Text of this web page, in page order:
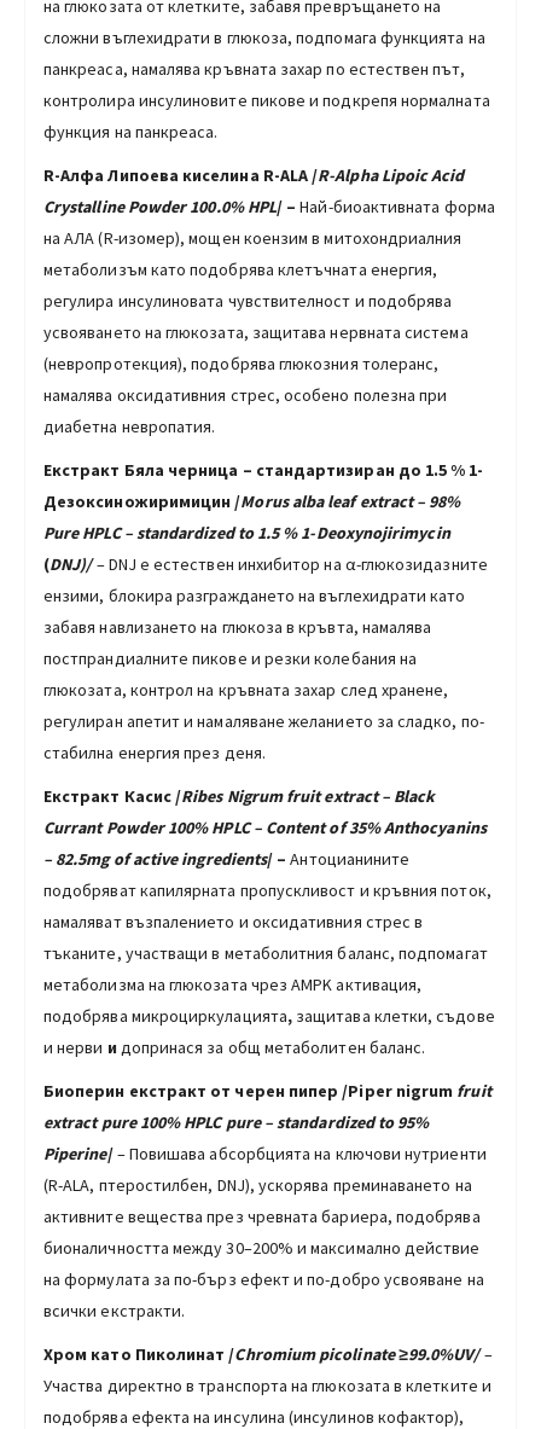
на глюкозата от клетките, забавя превръщането на
сложни въглехидрати в глюкоза, подпомага функцията на
панкреаса, намалява кръвната захар по естествен път,
контролира инсулиновите пикове и подкрепя нормалната
функция на панкреаса.
R-Алфа Липоева киселина R-ALA /R-Alpha Lipoic Acid
Crystalline Powder 100.0%HPL/ –Най-биоактивната форма
на АЛА (R-изомер), мощен коензим в митохондриалния
метаболизъм като подобрява клетъчната енергия,
регулира инсулиновата чувствителност и подобрява
усвояването на глюкозата, защитава нервната система
(невропротекция), подобрява глюкозния толеранс,
намалява оксидативния стрес, особено полезна при
диабетна невропатия.
Екстракт Бяла черница – стандартизиран до 1.5 % 1-
Дезоксиножиримицин /Morus albaleaf extract– 98%
Pure HPLC – standardized to 1.5 % 1-Deoxynojirimycin
(DNJ)/– DNJ е естествен инхибитор на α-глюкозидазните
ензими, блокира разграждането на въглехидрати като
забавя навлизането на глюкоза в кръвта, намалява
постпрандиалните пикове и резки колебания на
глюкозата, контрол на кръвната захар след хранене,
регулиран апетит и намаляване желанието за сладко, по-
стабилна енергия през деня.
Екстракт Касис /Ribes Nigrum fruit extract– Black
Currant Powder 100% HPLC – Content of 35% Anthocyanins
– 82.5mg of active ingredients/ –Антоцианините
подобряват капилярната пропускливост и кръвния поток,
намаляват възпалението и оксидативния стрес в
тъканите, участващи в метаболитния баланс, подпомагат
метаболизма на глюкозата чрез AMPK активация,
подобрява микроциркулацията, защитава клетки, съдове
и нерви и допринася за общ метаболитен баланс.
Биоперин екстракт от черен пипер /Piper nigrum fruit
extract pure 100% HPLC pure – standardized to 95%
Piperine/– Повишава абсорбцията на ключови нутриенти
(R-ALA, птеростилбен, DNJ), ускорява преминаването на
активните вещества през чревната бариера, подобрява
бионаличността между 30–200% и максимално действие
на формулата за по-бърз ефект и по-добро усвояване на
всички екстракти.
Хром като Пиколинат /Chromium picolinate ≥99.0%UV/–
Участва директно в транспорта на глюкозата в клетките и
подобрява ефекта на инсулина (инсулинов кофактор),